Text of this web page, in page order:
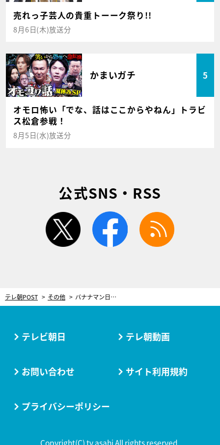
売れっ子芸人の貴重トーーク祭り!!
8月6日(木)放送分
かまいガチ 5
オモロ怖い「でな、話はここからやねん」トラビ
ス松倉参戦！
8月5日(水)放送分
公式SNS・RSS
twitter facebook
テレ朝POST その他 バナナマン日村、“仲良し”ブラマヨ小杉とウォーキング！おしゃれな白金で爆笑珍道中
テレビ朝日 テレ朝動画
お問い合わせ サイト利用規約
プライバシーポリシー
Copyright(C) tv asahi All rights reserved.